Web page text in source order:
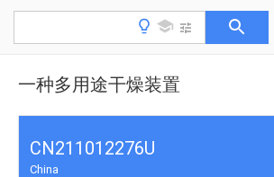
一种多用途干燥装置
CN211012276U
China